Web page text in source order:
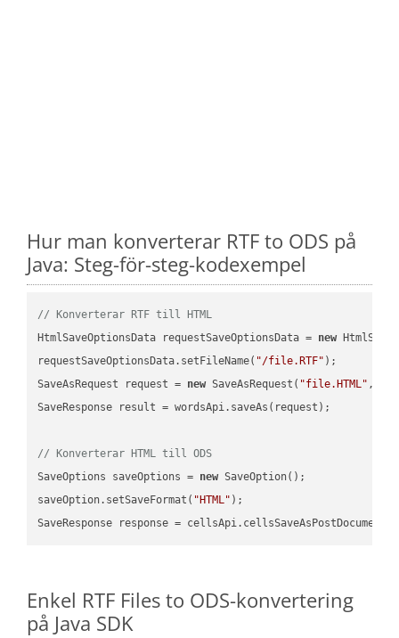
Hur man konverterar RTF to ODS på
Java: Steg-för-steg-kodexempel
// Konverterar RTF till HTML
HtmlSaveOptionsData requestSaveOptionsData = new
requestSaveOptionsData.setFileName( "/file.RTF" );
SaveAsRequest request = new SaveAsRequest( "file.HTML"
SaveResponse result = wordsApi.saveAs(request);
// Konverterar HTML till ODS
SaveOptions saveOptions = new SaveOption();
saveOption.setSaveFormat( "HTML" );
SaveResponse response =
Enkel RTF Files to ODS-konvertering
på Java SDK